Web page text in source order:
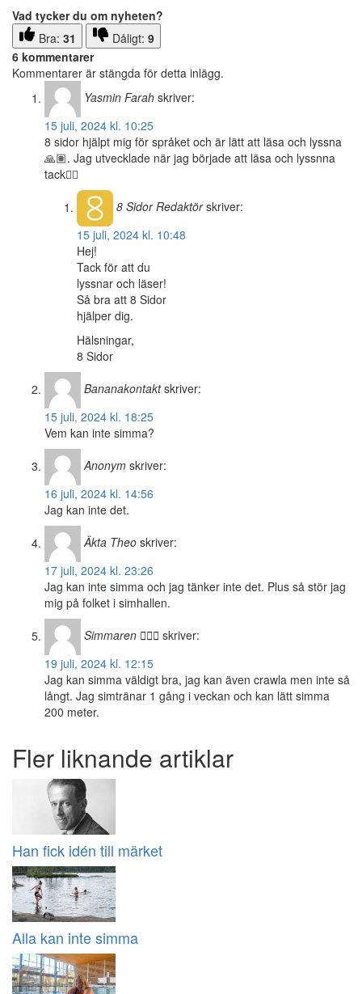
Vad tycker du om nyheten?
Bra: 31 Dåligt: 9
6 kommentarer
Kommentarer är stängda för detta inlägg.
Yasmin Farah skriver:
15 juli, 2024 kl. 10:25
8 sidor hjälpt mig för språket och är lätt att läsa och lyssna
🙏🏽. Jag utvecklade när jag började att läsa och lyssnna
tack✋🏻
8 SidorRedaktör skriver:
15 juli, 2024 kl. 10:48
Hej!
Tack för att du
lyssnar och läser!
Så bra att 8 Sidor
hjälper dig.
Hälsningar,
8 Sidor
Bananakontakt skriver:
15 juli, 2024 kl. 18:25
Vem kan inte simma?
Anonym skriver:
16 juli, 2024 kl. 14:56
Jag kan inte det.
Äkta Theo skriver:
17 juli, 2024 kl. 23:26
Jag kan inte simma och jag tänker inte det. Plus så stör jag
mig på folket i simhallen.
Simmaren 🏊🏻‍♀️ skriver:
19 juli, 2024 kl. 12:15
Jag kan simma väldigt bra, jag kan även crawla men inte så
långt. Jag simtränar 1 gång i veckan och kan lätt simma
200 meter.
Fler liknande artiklar
Han fick idén till märket
Alla kan inte simma